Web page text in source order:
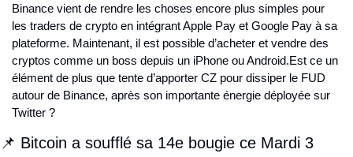
Binance vient de rendre les choses encore plus simples pour
les traders de crypto en intégrant Apple Pay et Google Pay à sa
plateforme. Maintenant, il est possible d’acheter et vendre des
cryptos comme un boss depuis un iPhone ou Android.Est ce un
élément de plus que tente d’apporter CZ pour dissiper le FUD
autour de Binance, après son importante énergie déployée sur
Twitter ?
📌 Bitcoin a soufflé sa 14e bougie ce Mardi 3